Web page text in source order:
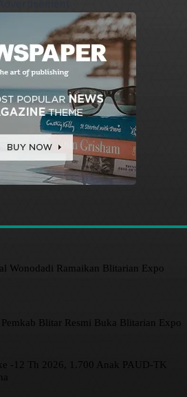
Wonodadi Ramaikan Blitarian Expo
Blitar Resmi Buka Blitarian Expo
-12 Th 2026, 1.700 Anak PAUD-TK